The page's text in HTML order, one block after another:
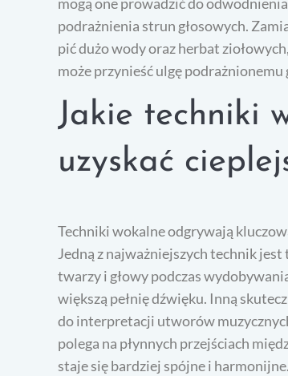
podrażnienia strun głosowych.
pić dużo wody oraz herbat
może przynieść ulgę
Jakie techniki
uzyskać
Techniki wokalne odgrywają
Jedną z najważniejszych technik jest
twarzy i głowy podczas
większą pełnię dźwięku. Inną
do interpretacji utworów
polega na płynnych przejściach
staje się bardziej spójne i